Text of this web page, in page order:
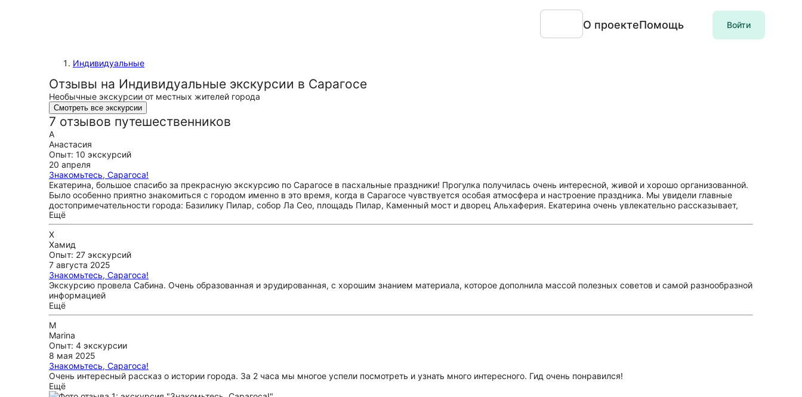
О проектеПомощь Войти
Индивидуальные
Отзывы на Индивидуальные экскурсии в Сарагосе
Необычные экскурсии от местных жителей города
Смотреть все экскурсии
7 отзывов путешественников
А
Анастасия
Опыт: 10 экскурсий
20 апреля
Знакомьтесь, Сарагоса!
Екатерина, большое спасибо за прекрасную экскурсию по Сарагосе в пасхальные праздники! Прогулка получилась очень интересной, живой и хорошо организованной.
Было особенно приятно знакомиться с городом именно в это время, когда в Сарагосе чувствуется особая атмосфера и настроение праздника. Мы увидели главные
достопримечательности города: Базилику Пилар, собор Ла Сео, площадь Пилар, Каменный мост и дворец Альхаферия. Екатерина очень увлекательно рассказывает,
легко подает исторические факты и обращает внимание на детали, которые сами бы мы точно не заметили. Экскурсия оставила очень теплое впечатление. Екатерина
— внимательный, приятный и профессиональный гид. Смело рекомендуем всем, кто хочет увидеть Сарагосу красиво, интересно и с душой
Ещё
Х
Хамид
Опыт: 27 экскурсий
7 августа 2025
Знакомьтесь, Сарагоса!
Экскурсию провела Сабина. Очень образованная и эрудированная, с хорошим знанием материала, которое дополнила массой полезных советов и самой разнообразной
информацией
Ещё
M
Marina
Опыт: 4 экскурсии
8 мая 2025
Знакомьтесь, Сарагоса!
Очень интересный рассказ о истории города. За 2 часа мы многое успели посмотреть и узнать много интересного. Гид очень понравился!
Ещё